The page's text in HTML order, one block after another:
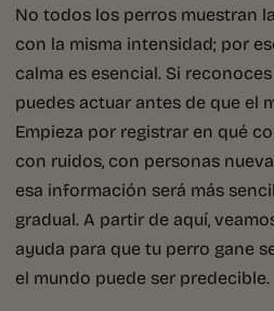
No todos los perros muestran
con la misma intensidad; por
calma es esencial. Si
puedes actuar antes de que el
Empieza por registrar en qué
con ruidos, con personas
esa información será más
gradual. A partir de aquí,
ayuda para que tu perro gane
el mundo puede ser predecible.